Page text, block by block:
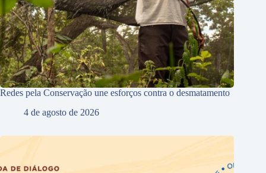
Redes pela Conservação une esforços contra o desmatamento
4 de agosto de 2026